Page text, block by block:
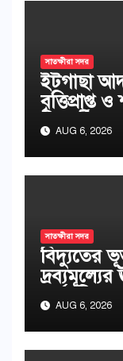
সাতক্ষীরা সদর
ইটগাছা
বৃত্তিপ্রাপ্ত
AUG 6, 2026
সাতক্ষীরা সদর
বিদ্যুতের
দ্রব্যমূল্যের
কর্মসূচি ও
AUG 6, 2026